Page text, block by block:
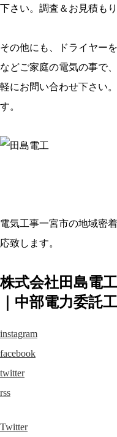
下さい。調査＆お見積も
その他にも、ドライヤー
などご家庭の電気の事で
軽にお問い合わせ下さい
す。
電気工事一宮市の地域密
応致します。
株式会社田島電
｜中部電力委託
instagram
facebook
twitter
rss
Twitter